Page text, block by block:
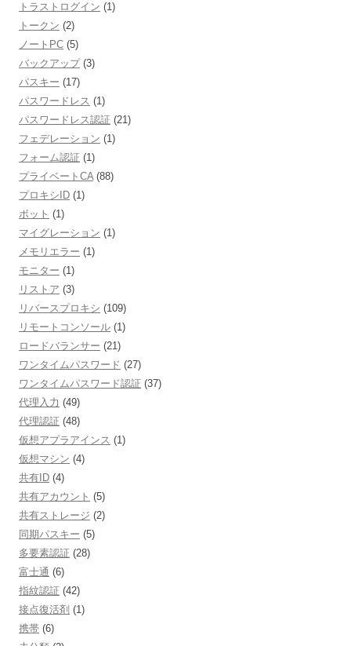
トラストログイン (1)
トークン (2)
ノートPC (5)
バックアップ(3)
パスキー (17)
パスワードレス (1)
パスワードレス認証 (21)
フェデレーション (1)
フォーム認証 (1)
プライベートCA(88)
プロキシID (1)
ボット (1)
マイグレーション (1)
メモリエラー (1)
モニター (1)
リストア (3)
リバースプロキシ (109)
リモートコンソール (1)
ロードバランサー (21)
ワンタイムパスワード (27)
ワンタイムパスワード認証 (37)
代理入力 (49)
代理認証 (48)
仮想アプラアインス (1)
仮想マシン (4)
共有ID (4)
共有アカウント (5)
共有ストレージ (2)
同期パスキー (5)
多要素認証 (28)
富士通 (6)
指紋認証 (42)
接点復活剤 (1)
携帯 (6)